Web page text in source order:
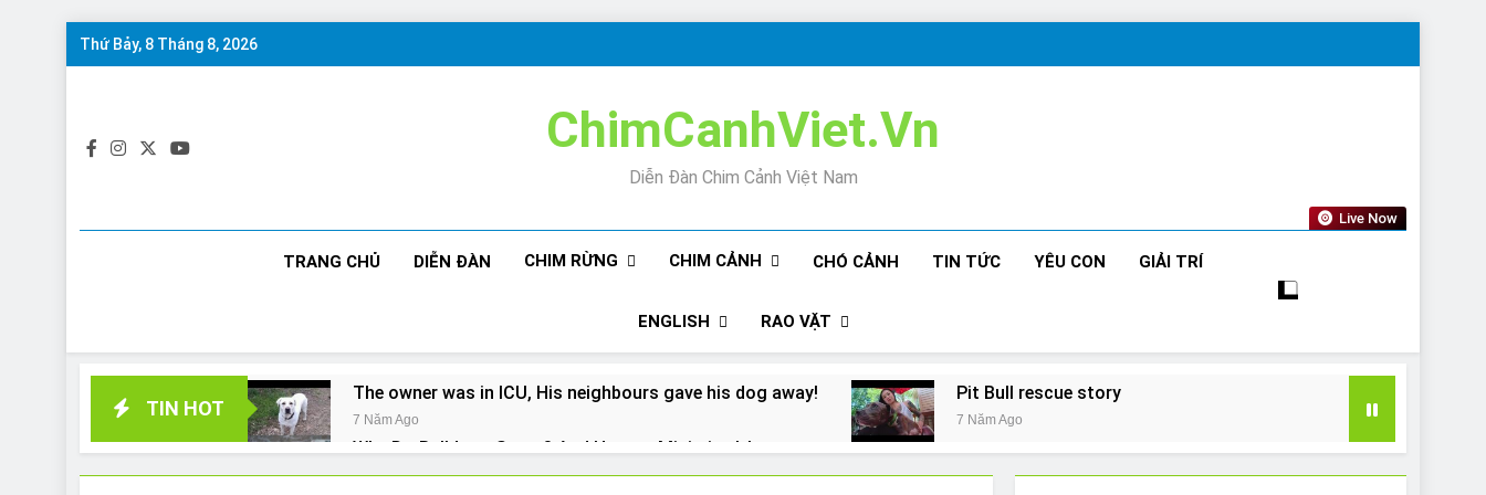
Skip
Thứ Bảy, 8 Tháng 8, 2026
ChimCanhViet.Vn
Diễn Đàn Chim Cảnh Việt Nam
Live Now
TRANG CHỦ DIỄN ĐÀN CHIM RỪNG CHIM CẢNH CHÓ CẢNH TIN TỨC YÊU CON GIẢI TRÍ
ENGLISH RAO VẶT
TIN HOT
The owner was in ICU, His neighbours gave his dog away!
7 Năm Ago
Pit Bull rescue story
7 Năm Ago
Why Do Bulldogs Snore? And How to Minimize It!
7 Năm Ago